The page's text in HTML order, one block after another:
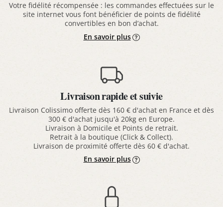
Votre fidélité récompensée : les commandes effectuées sur le
site internet vous font bénéficier de points de fidélité
convertibles en bon d’achat.
En savoir plus
Livraison rapide et suivie
Livraison Colissimo offerte dès 160 € d'achat en France et dès
300 € d'achat jusqu'à 20kg en Europe.
Livraison à Domicile et Points de retrait.
Retrait à la boutique (Click & Collect).
Livraison de proximité offerte dès 60 € d'achat.
En savoir plus